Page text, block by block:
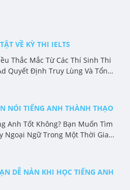
VỀ KỲ THI IELTS
Thắc Mắc Từ Các Thí Sinh Thi
Quyết Định Truy Lùng Và Tổng
NÓI TIẾNG ANH THÀNH THẠO
Anh Tốt Không? Bạn Muốn Tìm
Ngoại Ngữ Trong Một Thời Gian
DỄ NẢN KHI HỌC TIẾNG ANH